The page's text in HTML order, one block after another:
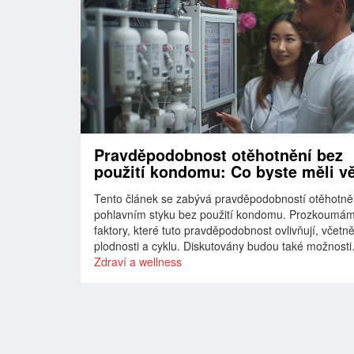
Pravděpodobnost otěhotnění bez
použití kondomu: Co byste měli
Tento článek se zabývá pravděpodobností
pohlavním styku bez použití kondomu.
faktory, které tuto pravděpodobnost ovlivňují, včetně
plodnosti a cyklu. Diskutovány budou také možnosti
antikoncepce a myty, které se týkají bezpečného
Zdraví a wellness